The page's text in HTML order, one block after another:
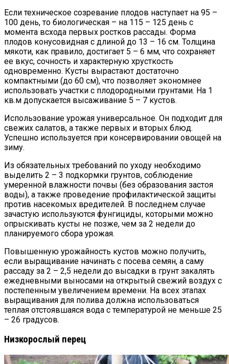
Если техническое созревание плодов наступает на 95 –
100 день, то биологическая – на 115 – 125 день с
момента всхода первых ростков рассады. Форма
плодов конусовидная с длиной до 13 – 16 см. Толщина
мякоти, как правило, достигает 5 – 6 мм, что сохраняет
ее вкус, сочность и характерную хрусткость
одновременно. Кусты вырастают достаточно
компактными (до 60 см), что позволяет экономнее
использовать участки с плодородными грунтами. На 1
кв.м допускается высаживание 5 – 7 кустов.
Использование урожая универсальное. Он подходит для
свежих салатов, а также первых и вторых блюд.
Успешно используется при консервировании овощей на
зиму.
Из обязательных требований по уходу необходимо
выделить 2 – 3 подкормки грунтов, соблюдение
умеренной влажности почвы (без образования застоя
воды), а также проведение профилактической защиты
против насекомых вредителей. В последнем случае
зачастую используются фунгициды, которыми можно
опрыскивать кусты не позже, чем за 2 недели до
планируемого сбора урожая.
Повышенную урожайность кустов можно получить,
если выращивание начинать с посева семян, а саму
рассаду за 2 – 2,5 недели до высадки в грунт закалять
ежедневными выносами на открытый свежий воздух с
постепенным увеличением времени. На всех этапах
выращивания для полива должна использоваться
теплая отстоявшаяся вода с температурой не меньше 25
– 26 градусов.
Низкорослый перец